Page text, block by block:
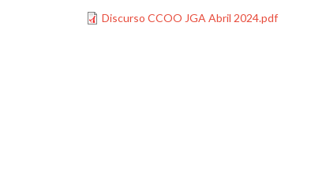
FileDiscurso CCOO JGA Abril 2024.pdf